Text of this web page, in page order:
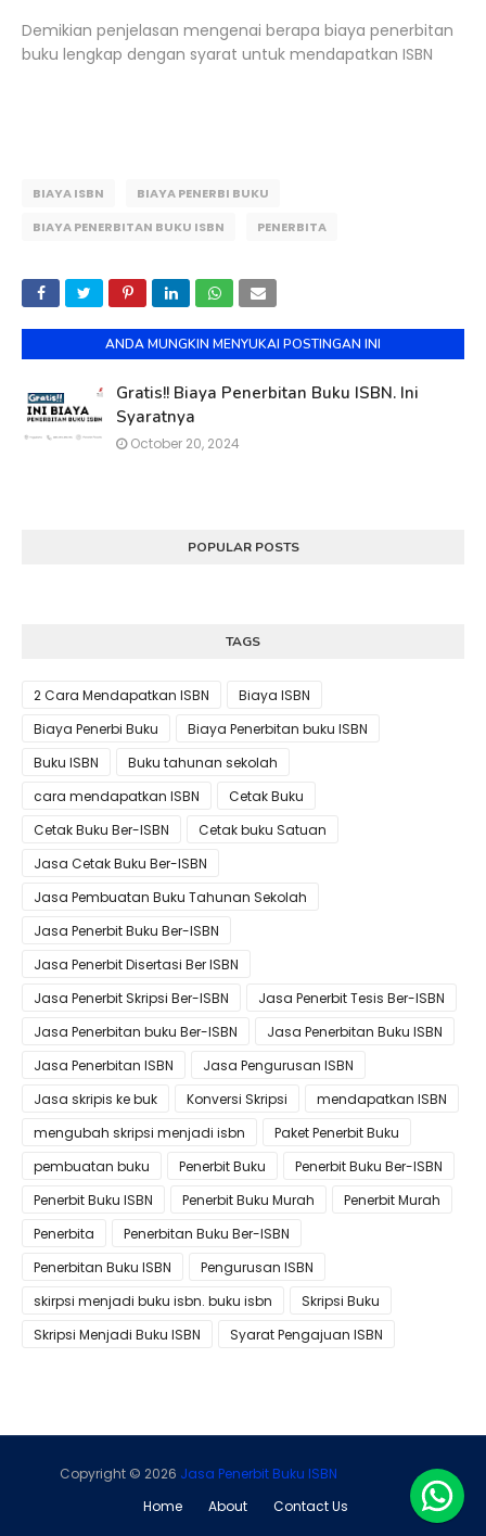
Demikian penjelasan mengenai berapa biaya penerbitan
buku lengkap dengan syarat untuk mendapatkan ISBN
BIAYA ISBN
BIAYA PENERBI BUKU
BIAYA PENERBITAN BUKU ISBN
PENERBITA
ANDA MUNGKIN MENYUKAI POSTINGAN INI
Gratis!! Biaya Penerbitan Buku ISBN. Ini
Syaratnya
October 20, 2024
POPULAR POSTS
TAGS
2 Cara Mendapatkan ISBN
Biaya ISBN
Biaya Penerbi Buku
Biaya Penerbitan buku ISBN
Buku ISBN
Buku tahunan sekolah
cara mendapatkan ISBN
Cetak Buku
Cetak Buku Ber-ISBN
Cetak buku Satuan
Jasa Cetak Buku Ber-ISBN
Jasa Pembuatan Buku Tahunan Sekolah
Jasa Penerbit Buku Ber-ISBN
Jasa Penerbit Disertasi Ber ISBN
Jasa Penerbit Skripsi Ber-ISBN
Jasa Penerbit Tesis Ber-ISBN
Jasa Penerbitan buku Ber-ISBN
Jasa Penerbitan Buku ISBN
Jasa Penerbitan ISBN
Jasa Pengurusan ISBN
Jasa skripis ke buk
Konversi Skripsi
mendapatkan ISBN
mengubah skripsi menjadi isbn
Paket Penerbit Buku
pembuatan buku
Penerbit Buku
Penerbit Buku Ber-ISBN
Penerbit Buku ISBN
Penerbit Buku Murah
Penerbit Murah
Penerbita
Penerbitan Buku Ber-ISBN
Penerbitan Buku ISBN
Pengurusan ISBN
skirpsi menjadi buku isbn. buku isbn
Skripsi Buku
Skripsi Menjadi Buku ISBN
Syarat Pengajuan ISBN
Copyright © 2026 Jasa Penerbit Buku ISBN
Home
About Contact Us